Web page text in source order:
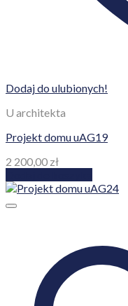
Dodaj do ulubionych!
U architekta
Projekt domu uAG19
2 200,00 zł